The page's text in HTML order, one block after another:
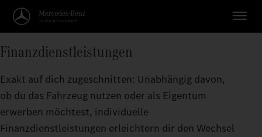
Finanzdienstleistungen
Exakt auf dich zugeschnitten: Unabhängig davon,
ob du das Fahrzeug nutzen oder als Eigentum
erwerben möchtest, individuelle
Finanzdienstleistungen erleichtern dir den Wechsel